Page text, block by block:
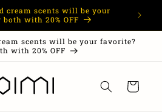
cream scents will be your
with 20% OFF
scents will be your favorite?
with 20% OFF
Cart